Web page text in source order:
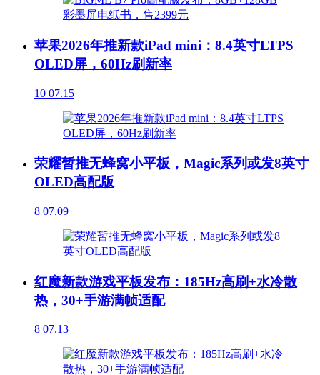
苹果2026年推新款iPad mini：8.4英寸LTPS
OLED屏，60Hz刷新率
10 07.15
荣耀暂推无蜂窝小平板，Magic系列或发8英寸
OLED高配版
8 07.09
红魔新款游戏平板发布：185Hz高刷+水冷散
热，30+手游满帧适配
8 07.13